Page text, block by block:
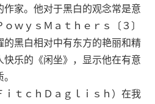
家。他对于黑白的观念常是意
ｗｙｓＭａｔｈｅｒｓ〔３〕
的黑白相对中有东方的艳丽和精
乐的《闲坐》，显示他在有意
ｔｃｈＤａｇｌｉｓｈ）在我